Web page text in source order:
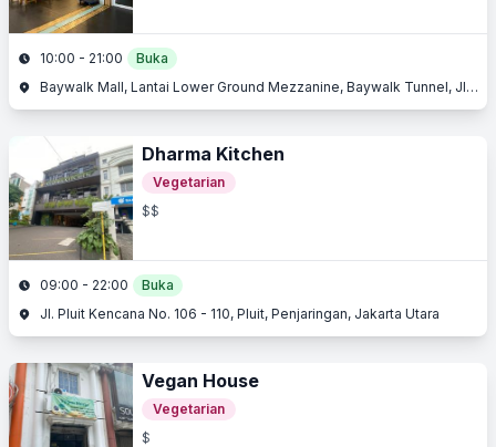
10:00 - 21:00
Buka
Baywalk Mall, Lantai Lower Ground Mezzanine, Baywalk Tunnel, Jl. Pluit Karang Ayu, Muara Karang, Penjaringan, Jakarta Utara, Jakarta
Dharma Kitchen
Vegetarian
$$
09:00 - 22:00
Buka
Jl. Pluit Kencana No. 106 - 110, Pluit, Penjaringan, Jakarta Utara
Vegan House
Vegetarian
$